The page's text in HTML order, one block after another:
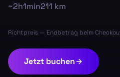
~2h1min211 km
Richtpreis — Endbetrag beim
Jetzt buchen